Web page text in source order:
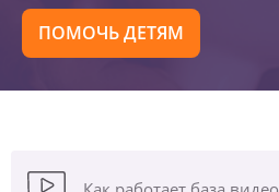
ПОМОЧЬ ДЕТЯМ